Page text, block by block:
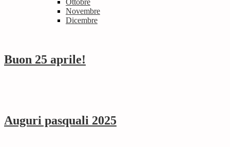
Ottobre
Novembre
Dicembre
Buon 25 aprile!
Auguri pasquali 2025